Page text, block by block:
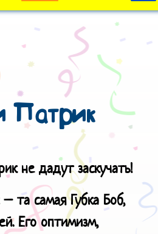
Патрик
не дадут заскучать!
та самая Губка Боб,
Его оптимизм,